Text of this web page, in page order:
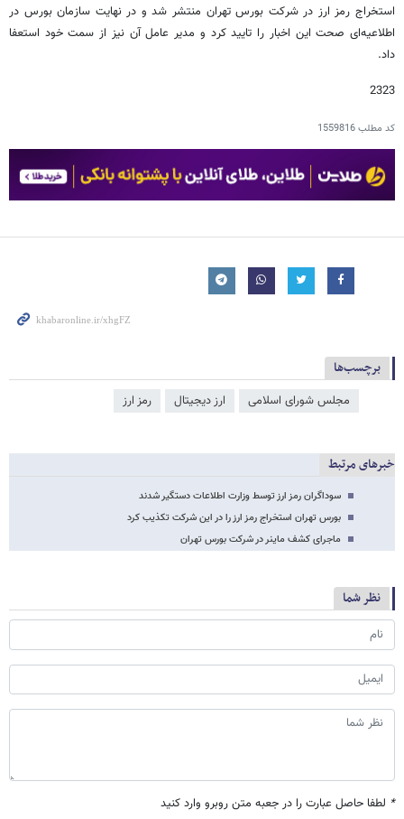
استخراج رمز ارز در شرکت بورس تهران منتشر شد و در نهایت سازمان بورس در
اطلاعیه‌ای صحت این اخبار را تایید کرد و مدیر عامل آن نیز از سمت خود استعفا
داد.
2323
کد مطلب1559816
برچسب‌ها
مجلس شورای اسلامی ارز دیجیتال رمز ارز
خبرهای مرتبط
سوداگران رمز ارز توسط وزارت اطلاعات دستگیر شدند
بورس تهران استخراج رمز ارز را در این شرکت تکذیب کرد
ماجرای کشف ماینر در شرکت بورس تهران
نظر شما
* لطفا حاصل عبارت را در جعبه متن روبرو وارد کنید